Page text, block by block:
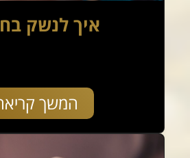
איך לנשק
המשך